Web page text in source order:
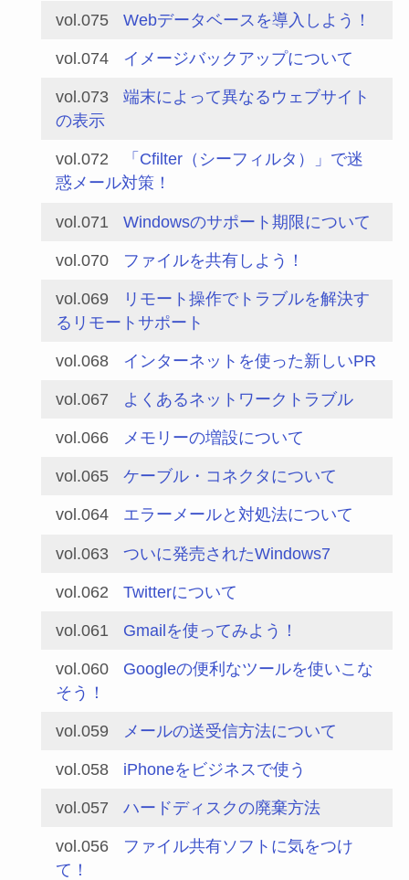
vol.075 Webデータベースを導入しよう！
vol.074 イメージバックアップについて
vol.073
端末によって異なるウェブサイト
の表示
vol.072
「Cfilter（シーフィルタ）」で迷
惑メール対策！
vol.071 Windowsのサポート期限について
vol.070 ファイルを共有しよう！
vol.069
リモート操作でトラブルを解決す
るリモートサポート
vol.068 インターネットを使った新しいPR
vol.067 よくあるネットワークトラブル
vol.066 メモリーの増設について
vol.065 ケーブル・コネクタについて
vol.064 エラーメールと対処法について
vol.063 ついに発売されたWindows7
vol.062 Twitterについて
vol.061 Gmailを使ってみよう！
vol.060
Googleの便利なツールを使いこな
そう！
vol.059 メールの送受信方法について
vol.058 iPhoneをビジネスで使う
vol.057 ハードディスクの廃棄方法
vol.056
ファイル共有ソフトに気をつけ
て！